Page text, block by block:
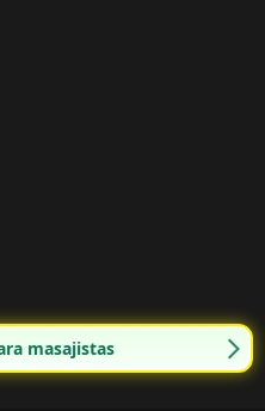
masajistas